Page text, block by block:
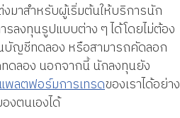
มาสำหรับผู้เริ่มต้นให้บริการนัก
ลงทุนรูปแบบต่าง ๆ ได้โดยไม่ต้อง
บัญชีทดลอง หรือสามารถคัดลอก
ทดลอง นอกจากนี้ นักลงทุนยัง
พลตฟอร์มการเทรดของเราได้อย่าง
งตนเองได้